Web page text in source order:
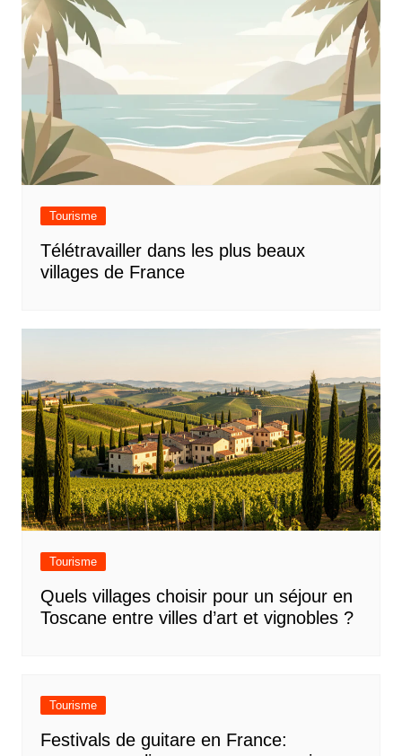
Tourisme
Télétravailler dans les plus beaux
villages de France
Tourisme
Quels villages choisir pour un séjour en
Toscane entre villes d’art et vignobles ?
Tourisme
Festivals de guitare en France: